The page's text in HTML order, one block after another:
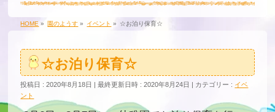
HOME » 園のようす » イベント » ☆お泊り保育☆
☆お泊り保育☆
投稿日 : 2020年8月18日 最終更新日時 : 2020年8月24日 カテゴリー : イベ
ント